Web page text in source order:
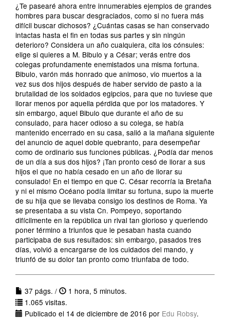
¿Te pasearé ahora entre innumerables ejemplos de grandes
hombres para buscar desgraciados, como si no fuera más
difícil buscar dichosos? ¿Cuántas casas se han conservado
intactas hasta el fin en todas sus partes y sin ningún
deterioro? Considera un año cualquiera, cita los cónsules:
elige si quieres a M. Bibulo y a César; verás entre dos
colegas profundamente enemistados una misma fortuna.
Bibulo, varón más honrado que animoso, vio muertos a la
vez sus dos hijos después de haber servido de pasto a la
brutalidad de los soldados egipcios, para que no tuviese que
llorar menos por aquella pérdida que por los matadores. Y
sin embargo, aquel Bibulo que durante el año de su
consulado, para hacer odioso a su colega, se había
mantenido encerrado en su casa, salió a la mañana siguiente
del anuncio de aquel doble quebranto, para desempeñar
como de ordinario sus funciones públicas. ¿Podía dar menos
de un día a sus dos hijos? ¡Tan pronto cesó de llorar a sus
hijos el que no había cesado en un año de llorar su
consulado! En el tiempo en que C. César recorría la Bretaña
y ni el mismo Océano podía limitar su fortuna, supo la muerte
de su hija que se llevaba consigo los destinos de Roma. Ya
se presentaba a su vista Cn. Pompeyo, soportando
difícilmente en la república un rival tan glorioso y queriendo
poner término a triunfos que le pesaban hasta cuando
participaba de sus resultados: sin embargo, pasados tres
días, volvió a encargarse de los cuidados del mando, y
triunfó de su dolor tan pronto como triunfaba de todo.
37 págs. /
1 hora, 5 minutos.
1.065 visitas.
Publicado el 14 de diciembre de 2016 por Edu Robsy.